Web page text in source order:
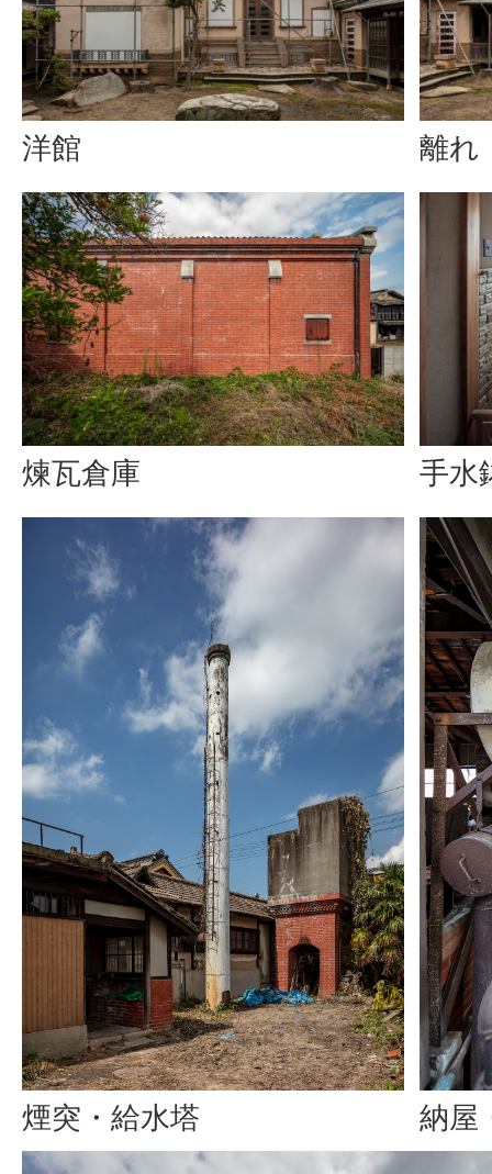
洋館 離れ
煉瓦倉庫 手水
煙突・給水塔 納屋